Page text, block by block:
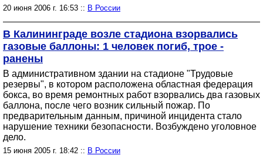
20 июня 2006 г. 16:53 :: В России
В Калининграде возле стадиона взорвались
газовые баллоны: 1 человек погиб, трое -
ранены
В административном здании на стадионе "Трудовые
резервы", в котором расположена областная федерация
бокса, во время ремонтных работ взорвались два газовых
баллона, после чего возник сильный пожар. По
предварительным данным, причиной инцидента стало
нарушение техники безопасности. Возбуждено уголовное
дело.
15 июня 2005 г. 18:42 :: В России